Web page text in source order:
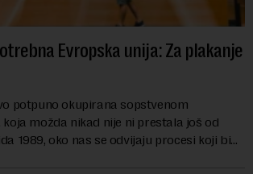
Evropska unija: Za plakanje
potpuno okupirana sopstvenom
možda nikad nije ni prestala još od
1989, oko nas se odvijaju procesi koji bi